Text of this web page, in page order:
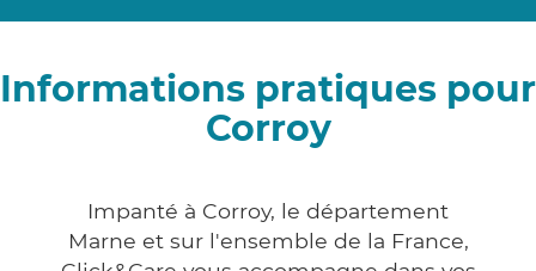
Informations pratiques pour
Corroy
Impanté à Corroy, le département
Marne et sur l'ensemble de la France,